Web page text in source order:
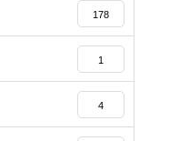
178
1
4